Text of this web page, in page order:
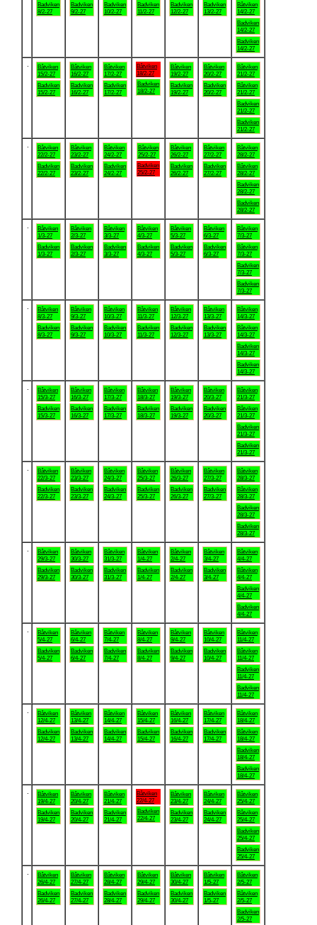
Badviken
8/2-27
Badviken
9/2-27
Badviken
10/2-27
Badviken
11/2-27
Badviken
12/2-27
Badviken
13/2-27
Båtviken
14/2-27
Badviken
14/2-27
Badviken
14/2-27
Båtviken
15/2-27
Badviken
15/2-27
Båtviken
16/2-27
Badviken
16/2-27
Båtviken
17/2-27
Badviken
17/2-27
Båtviken
18/2-27
Badviken
18/2-27
Båtviken
19/2-27
Badviken
19/2-27
Båtviken
20/2-27
Badviken
20/2-27
Båtviken
21/2-27
Båtviken
21/2-27
Badviken
21/2-27
Badviken
21/2-27
Båtviken
22/2-27
Badviken
22/2-27
Båtviken
23/2-27
Badviken
23/2-27
Båtviken
24/2-27
Badviken
24/2-27
Båtviken
25/2-27
Badviken
25/2-27
Båtviken
26/2-27
Badviken
26/2-27
Båtviken
27/2-27
Badviken
27/2-27
Båtviken
28/2-27
Båtviken
28/2-27
Badviken
28/2-27
Badviken
28/2-27
Båtviken
1/3-27
Badviken
1/3-27
Båtviken
2/3-27
Badviken
2/3-27
Båtviken
3/3-27
Badviken
3/3-27
Båtviken
4/3-27
Badviken
4/3-27
Båtviken
5/3-27
Badviken
5/3-27
Båtviken
6/3-27
Badviken
6/3-27
Båtviken
7/3-27
Båtviken
7/3-27
Badviken
7/3-27
Badviken
7/3-27
Båtviken
8/3-27
Badviken
8/3-27
Båtviken
9/3-27
Badviken
9/3-27
Båtviken
10/3-27
Badviken
10/3-27
Båtviken
11/3-27
Badviken
11/3-27
Båtviken
12/3-27
Badviken
12/3-27
Båtviken
13/3-27
Badviken
13/3-27
Båtviken
14/3-27
Båtviken
14/3-27
Badviken
14/3-27
Badviken
14/3-27
Båtviken
15/3-27
Badviken
15/3-27
Båtviken
16/3-27
Badviken
16/3-27
Båtviken
17/3-27
Badviken
17/3-27
Båtviken
18/3-27
Badviken
18/3-27
Båtviken
19/3-27
Badviken
19/3-27
Båtviken
20/3-27
Badviken
20/3-27
Båtviken
21/3-27
Båtviken
21/3-27
Badviken
21/3-27
Badviken
21/3-27
Båtviken
22/3-27
Badviken
22/3-27
Båtviken
23/3-27
Badviken
23/3-27
Båtviken
24/3-27
Badviken
24/3-27
Båtviken
25/3-27
Badviken
25/3-27
Båtviken
26/3-27
Badviken
26/3-27
Båtviken
27/3-27
Badviken
27/3-27
Båtviken
28/3-27
Båtviken
28/3-27
Badviken
28/3-27
Badviken
28/3-27
Båtviken
29/3-27
Badviken
29/3-27
Båtviken
30/3-27
Badviken
30/3-27
Båtviken
31/3-27
Badviken
31/3-27
Båtviken
1/4-27
Badviken
1/4-27
Båtviken
2/4-27
Badviken
2/4-27
Båtviken
3/4-27
Badviken
3/4-27
Båtviken
4/4-27
Båtviken
4/4-27
Badviken
4/4-27
Badviken
4/4-27
Båtviken
5/4-27
Badviken
5/4-27
Båtviken
6/4-27
Badviken
6/4-27
Båtviken
7/4-27
Badviken
7/4-27
Båtviken
8/4-27
Badviken
8/4-27
Båtviken
9/4-27
Badviken
9/4-27
Båtviken
10/4-27
Badviken
10/4-27
Båtviken
11/4-27
Båtviken
11/4-27
Badviken
11/4-27
Badviken
11/4-27
Båtviken
12/4-27
Badviken
12/4-27
Båtviken
13/4-27
Badviken
13/4-27
Båtviken
14/4-27
Badviken
14/4-27
Båtviken
15/4-27
Badviken
15/4-27
Båtviken
16/4-27
Badviken
16/4-27
Båtviken
17/4-27
Badviken
17/4-27
Båtviken
18/4-27
Båtviken
18/4-27
Badviken
18/4-27
Badviken
18/4-27
Båtviken
19/4-27
Badviken
19/4-27
Båtviken
20/4-27
Badviken
20/4-27
Båtviken
21/4-27
Badviken
21/4-27
Båtviken
22/4-27
Badviken
22/4-27
Båtviken
23/4-27
Badviken
23/4-27
Båtviken
24/4-27
Badviken
24/4-27
Båtviken
25/4-27
Båtviken
25/4-27
Badviken
25/4-27
Badviken
25/4-27
Båtviken
26/4-27
Badviken
26/4-27
Båtviken
27/4-27
Badviken
27/4-27
Båtviken
28/4-27
Badviken
28/4-27
Båtviken
29/4-27
Badviken
29/4-27
Båtviken
30/4-27
Badviken
30/4-27
Båtviken
1/5-27
Badviken
1/5-27
Båtviken
2/5-27
Båtviken
2/5-27
Badviken
2/5-27